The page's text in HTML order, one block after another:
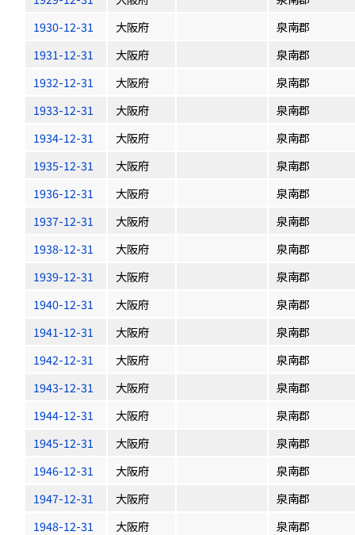
1930-12-31
大阪府
泉南郡
1931-12-31
大阪府
泉南郡
1932-12-31
大阪府
泉南郡
1933-12-31
大阪府
泉南郡
1934-12-31
大阪府
泉南郡
1935-12-31
大阪府
泉南郡
1936-12-31
大阪府
泉南郡
1937-12-31
大阪府
泉南郡
1938-12-31
大阪府
泉南郡
1939-12-31
大阪府
泉南郡
1940-12-31
大阪府
泉南郡
1941-12-31
大阪府
泉南郡
1942-12-31
大阪府
泉南郡
1943-12-31
大阪府
泉南郡
1944-12-31
大阪府
泉南郡
1945-12-31
大阪府
泉南郡
1946-12-31
大阪府
泉南郡
1947-12-31
大阪府
泉南郡
1948-12-31
大阪府
泉南郡